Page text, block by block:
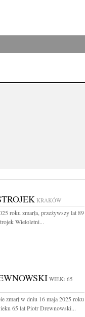
KRAKÓW
roku zmarła, przeżywszy lat 89
Wieloletni...
WIEK: 65
zmarł w dniu 16 maja 2025 roku
65 lat Piotr Drewnowski...